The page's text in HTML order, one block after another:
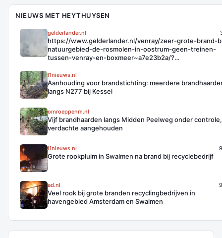
NIEUWS MET HEYTHUYSEN
gelderlander.nl
https://www.gelderlander.nl/venray/zeer-grote-brand-
natuurgebied-de-rosmolen-in-oostrum-geen-treinen-
tussen-venray-en-boxmeer~a7e23b2a/?
l1nieuws.nl
Aanhouding voor brandstichting: meerdere
langs N277 bij Kessel
omroeppenm.nl
Vijf brandhaarden langs Midden Peelweg onder controle,
verdachte aangehouden
l1nieuws.nl
Grote rookpluim in Swalmen na brand bij recyclebedrijf
ad.nl
Veel rook bij grote branden recyclingbedrijven in
havengebied Amsterdam en Swalmen